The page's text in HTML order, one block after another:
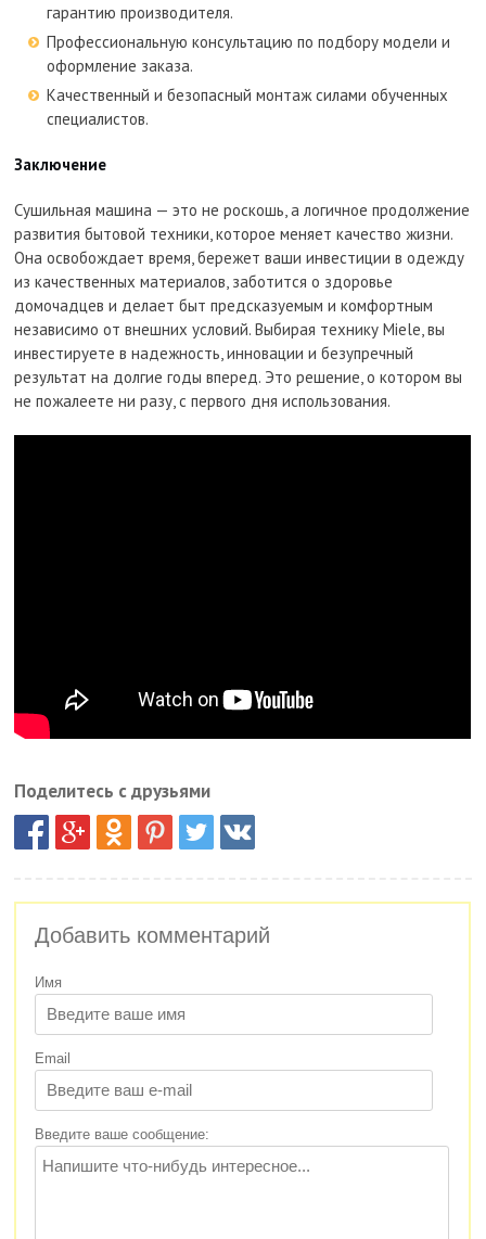
гарантию производителя.
Профессиональную консультацию по подбору модели и
оформление заказа.
Качественный и безопасный монтаж силами обученных
специалистов.
Заключение
Сушильная машина — это не роскошь, а логичное продолжение
развития бытовой техники, которое меняет качество жизни.
Она освобождает время, бережет ваши инвестиции в одежду
из качественных материалов, заботится о здоровье
домочадцев и делает быт предсказуемым и комфортным
независимо от внешних условий. Выбирая технику Miele, вы
инвестируете в надежность, инновации и безупречный
результат на долгие годы вперед. Это решение, о котором вы
не пожалеете ни разу, с первого дня использования.
Поделитесь с друзьями
Добавить комментарий
Имя
Email
Введите ваше сообщение: